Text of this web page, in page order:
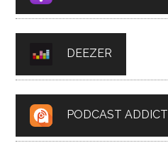
DEEZER
PODCAST ADDICT